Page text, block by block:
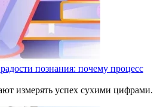
познания: почему процесс
измерять успех сухими цифрами.